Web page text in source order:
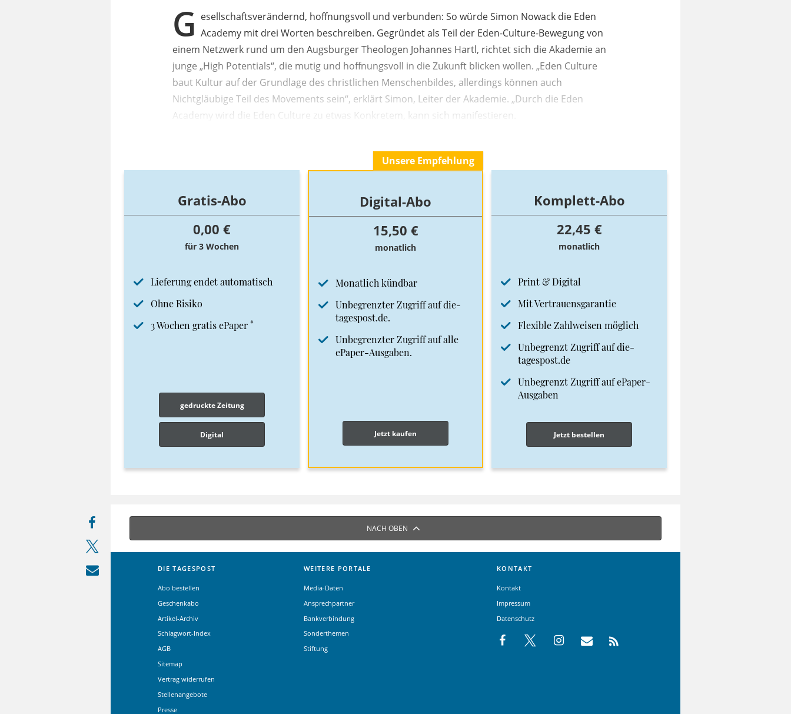
G esellschaftsverändernd, hoffnungsvoll und verbunden: So würde Simon Nowack die Eden
Academy mit drei Worten beschreiben. Gegründet als Teil der Eden-Culture-Bewegung von
einem Netzwerk rund um den Augsburger Theologen Johannes Hartl, richtet sich die Akademie an
junge „High Potentials“, die mutig und hoffnungsvoll in die Zukunft blicken wollen. „Eden Culture
baut Kultur auf der Grundlage des christlichen Menschenbildes, allerdings können auch
Nichtgläubige Teil des Movements sein“, erklärt Simon, Leiter der Akademie. „Durch die Eden
Academy wird die Eden Culture zu etwas Konkretem, kann sich manifestieren.
Gratis-Abo
0,00 €
für 3 Wochen
Lieferung endet automatisch
Ohne Risiko
3 Wochen gratis ePaper *
gedruckte Zeitung
Digital
Unsere Empfehlung
Digital-Abo
15,50 €
monatlich
Monatlich kündbar
Unbegrenzter Zugriff auf die-
tagespost.de.
Unbegrenzter Zugriff auf alle
ePaper-Ausgaben.
Jetzt kaufen
Komplett-Abo
22,45 €
monatlich
Print & Digital
Mit Vertrauensgarantie
Flexible Zahlweisen möglich
Unbegrenzt Zugriff auf die-
tagespost.de
Unbegrenzt Zugriff auf ePaper-
Ausgaben
Jetzt bestellen
NACH OBEN
DIE TAGESPOST
Abo bestellen
Geschenkabo
Artikel-Archiv
Schlagwort-Index
AGB
Sitemap
Vertrag widerrufen
Stellenangebote
Presse
WEITERE PORTALE
Media-Daten
Ansprechpartner
Bankverbindung
Sonderthemen
Stiftung
KONTAKT
Kontakt
Impressum
Datenschutz